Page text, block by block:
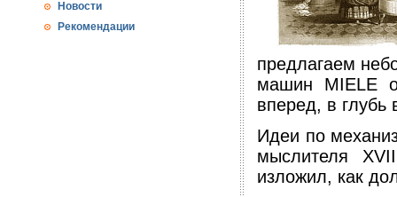
Новости
Рекомендации
предлагаем
машин MIELE
вперед, в глубь
Идеи по
мыслителя
изложил, как